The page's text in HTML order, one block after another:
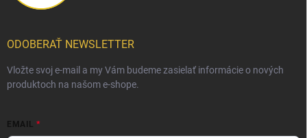
ODOBERAŤ NEWSLETTER
Vložte svoj e-mail a my Vám budeme zasielať informácie o nových
produktoch na našom e-shope.
EMAIL